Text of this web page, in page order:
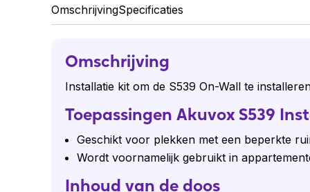
OmschrijvingSpecificaties
Omschrijving
Installatie kit om de S539 On-Wall te
Toepassingen Akuvox S539
Geschikt voor plekken met een beperkte
Wordt voornamelijk gebruikt in
Inhoud van de doos